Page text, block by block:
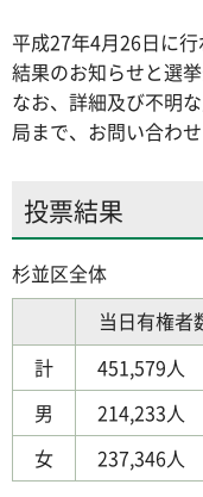
平成27年4月26日に
結果のお知らせと選
なお、詳細及び不明
局まで、お問い合わせ
投票結果
杉並区全体
当日有権者
計
451,579人
男
214,233人
女
237,346人